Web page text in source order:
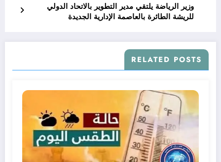
وزير الرياضة يلتقي مدير التطوير بالاتحاد الدولي
للريشة الطائرة بالعاصمة الإدارية الجديدة
RELATED POSTS